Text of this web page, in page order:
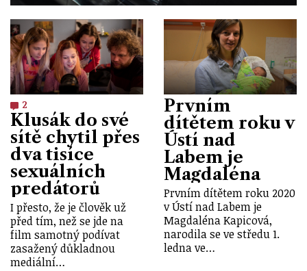
2
Klusák do své
sítě chytil přes
dva tisíce
sexuálních
predátorů
I přesto, že je člověk už
před tím, než se jde na
film samotný podívat
zasažený důkladnou
mediální…
Prvním
dítětem roku v
Ústí nad
Labem je
Magdaléna
Prvním dítětem roku 2020
v Ústí nad Labem je
Magdaléna Kapicová,
narodila se ve středu 1.
ledna ve…